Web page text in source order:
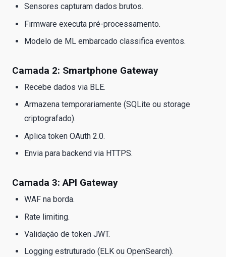
Sensores capturam dados brutos.
Firmware executa pré-processamento.
Modelo de ML embarcado classifica eventos.
Camada 2: Smartphone Gateway
Recebe dados via BLE.
Armazena temporariamente (SQLite ou storage
criptografado).
Aplica token OAuth 2.0.
Envia para backend via HTTPS.
Camada 3: API Gateway
WAF na borda.
Rate limiting.
Validação de token JWT.
Logging estruturado (ELK ou OpenSearch).